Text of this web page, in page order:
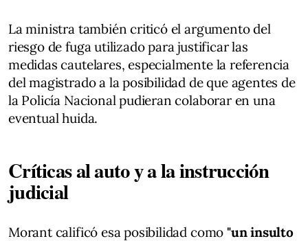
La ministra también criticó el argumento del
riesgo de fuga utilizado para justificar las
medidas cautelares, especialmente la referencia
del magistrado a la posibilidad de que agentes de
la Policía Nacional pudieran colaborar en una
eventual huida.
Críticas al auto y a la instrucción
judicial
Morant calificó esa posibilidad como "un insulto